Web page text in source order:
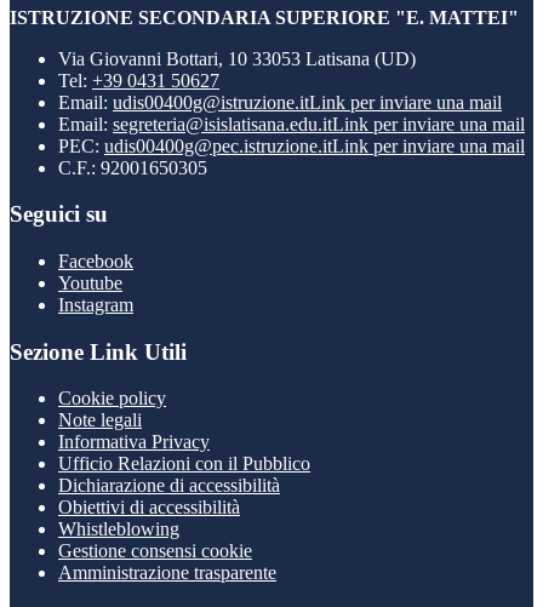
ISTRUZIONE SECONDARIA SUPERIORE "E. MATTEI"
Via Giovanni Bottari, 10 33053 Latisana (UD)
Tel: +39 0431 50627
Email: udis00400g@istruzione.itLink per inviare una mail
Email: segreteria@isislatisana.edu.itLink per inviare una mail
PEC: udis00400g@pec.istruzione.itLink per inviare una mail
C.F.: 92001650305
Seguici su
Facebook
Youtube
Instagram
Sezione Link Utili
Cookie policy
Note legali
Informativa Privacy
Ufficio Relazioni con il Pubblico
Dichiarazione di accessibilità
Obiettivi di accessibilità
Whistleblowing
Gestione consensi cookie
Amministrazione trasparente